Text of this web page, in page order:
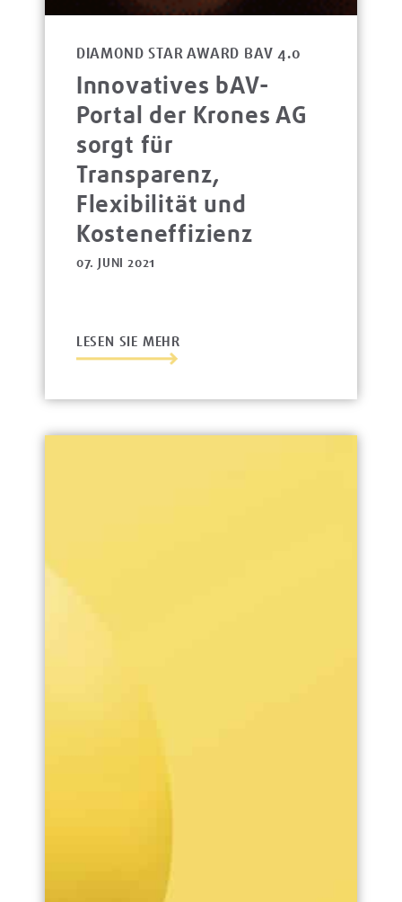
DIAMOND STAR AWARD BAV 4.0
Innovatives bAV-
Portal der Krones AG
sorgt für
Transparenz,
Flexibilität und
Kosteneffizienz
07. JUNI 2021
LESEN SIE MEHR